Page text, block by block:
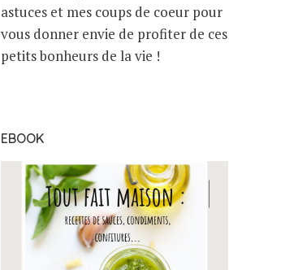
astuces et mes coups de coeur pour
vous donner envie de profiter de ces
petits bonheurs de la vie !
EBOOK